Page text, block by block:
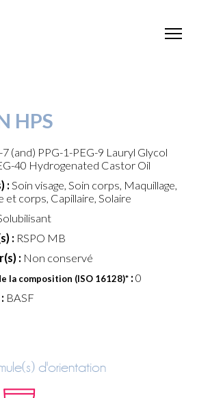
HPS
(and) PPG-1-PEG-9 Lauryl Glycol
40 Hydrogenated Castor Oil
: Soin visage, Soin corps, Maquillage,
et corps, Capillaire, Solaire
: RSPO MB
: Non conservé
la composition (ISO 16128)* : 0
BASF
d'orientation